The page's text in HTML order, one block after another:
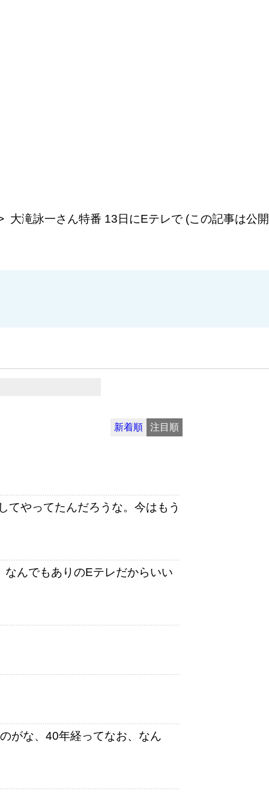
大滝詠一さん特番 13日にEテレで (この記事は公
新着順 注目順
てやってたんだろうな。今はもう
んでもありのEテレだからいい
がな、40年経ってなお、なん